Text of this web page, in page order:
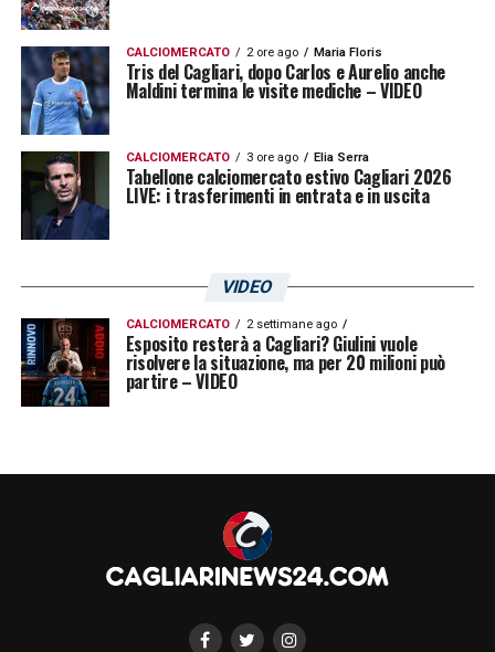
CALCIOMERCATO 2 ore ago Maria Floris
Tris del Cagliari, dopo Carlos e Aurelio anche
Maldini termina le visite mediche – VIDEO
CALCIOMERCATO 3 ore ago Elia Serra
Tabellone calciomercato estivo Cagliari 2026
LIVE: i trasferimenti in entrata e in uscita
VIDEO
CALCIOMERCATO 2 settimane ago
Esposito resterà a Cagliari? Giulini vuole
risolvere la situazione, ma per 20 milioni può
partire – VIDEO